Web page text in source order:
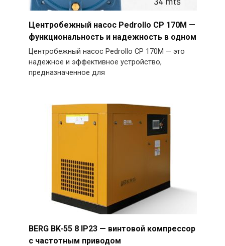
Центробежный насос Pedrollo CP 170M —
функциональность и надежность в одном
Центробежный насос Pedrollo CP 170M — это
надежное и эффективное устройство,
предназначенное для
BERG BK-55 8 IP23 — винтовой компрессор
с частотным приводом